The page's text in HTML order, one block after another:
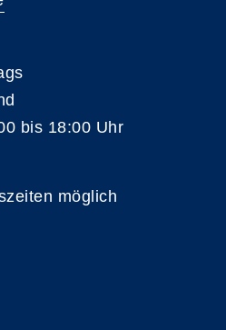
bis 18:00 Uhr
möglich